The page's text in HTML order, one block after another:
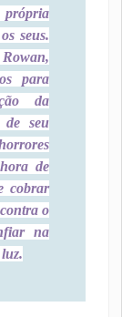
seus.
para
da
de seu
de
cobrar
o
na